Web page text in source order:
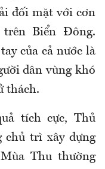
đối mặt với cơn
Biển Đông.
của cả nước là
dân vùng khó
thách.
tích cực, Thủ
chủ trì xây dựng
Thu thường